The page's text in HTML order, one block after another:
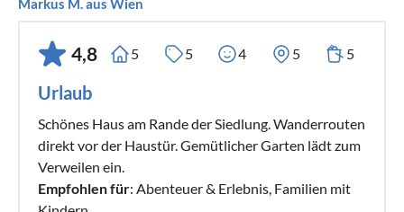
Markus M. aus Wien
4,8 5 5 4 5 5
Urlaub
Schönes Haus am Rande der Siedlung. Wanderrouten
direkt vor der Haustür. Gemütlicher Garten lädt zum
Verweilen ein.
Empfohlen für: Abenteuer & Erlebnis, Familien mit